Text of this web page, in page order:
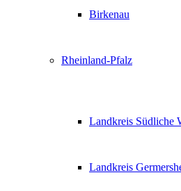
Birkenau
Rheinland-Pfalz
Landkreis Südliche
Landkreis